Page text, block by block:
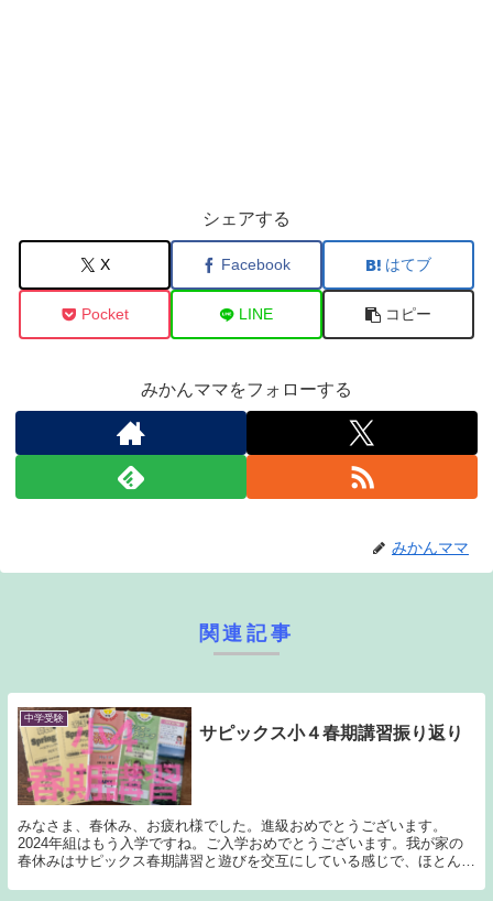
シェアする
X Facebook はてブ
Pocket LINE コピー
みかんママをフォローする
みかんママ
関連記事
中学受験
サピックス小４春期講習振り返り
みなさま、春休み、お疲れ様でした。進級おめでとうございます。
2024年組はもう入学ですね。ご入学おめでとうございます。我が家の
春休みはサピックス春期講習と遊びを交互にしている感じで、ほとんど